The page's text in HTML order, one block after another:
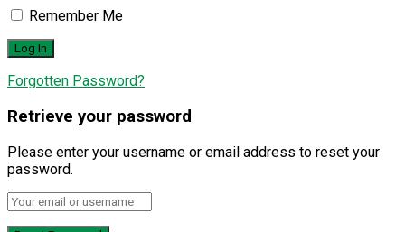
Remember Me
Forgotten Password?
Retrieve your password
Please enter your username or email address to reset your
password.